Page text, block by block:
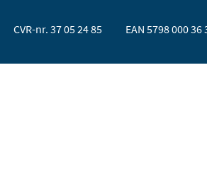
CVR-nr. 37 05 24 85 EAN 5798 000 36